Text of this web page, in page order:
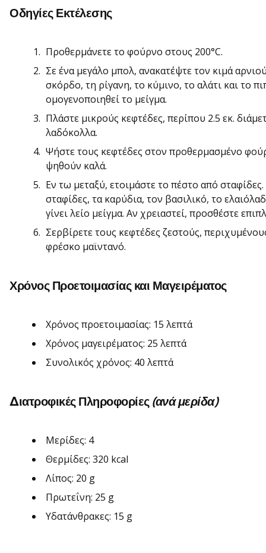
Οδηγίες Εκτέλεσης
Προθερμάνετε το φούρνο στους 200°C.
Σε ένα μεγάλο μπολ, ανακατέψτε τον κιμά
σκόρδο, τη ρίγανη, το κύμινο, το αλάτι και το
ομογενοποιηθεί το μείγμα.
Πλάστε μικρούς κεφτέδες, περίπου 2.5 εκ.
λαδόκολλα.
Ψήστε τους κεφτέδες στον προθερμασμένο
ψηθούν καλά.
Εν τω μεταξύ, ετοιμάστε το πέστο από
σταφίδες, τα καρύδια, τον βασιλικό, το
γίνει λείο μείγμα. Αν χρειαστεί, προσθέστε
Σερβίρετε τους κεφτέδες ζεστούς,
φρέσκο μαϊντανό.
Χρόνος Προετοιμασίας και Μαγειρέματος
Χρόνος προετοιμασίας: 15 λεπτά
Χρόνος μαγειρέματος: 25 λεπτά
Συνολικός χρόνος: 40 λεπτά
Διατροφικές Πληροφορίες (ανά μερίδα)
Μερίδες: 4
Θερμίδες: 320 kcal
Λίπος: 20 g
Πρωτεΐνη: 25 g
Υδατάνθρακες: 15 g